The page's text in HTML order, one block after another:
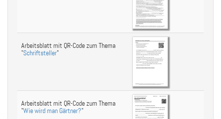
Arbeitsblatt mit QR-Code zum Thema
"Schriftsteller"
Arbeitsblatt mit QR-Code zum Thema
"Wie wird man Gärtner?"